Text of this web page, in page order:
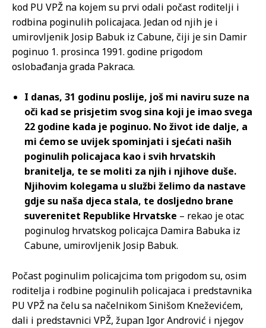
kod PU VPŽ na kojem su prvi odali počast roditelji i
rodbina poginulih policajaca. Jedan od njih je i
umirovljenik Josip Babuk iz Cabune, čiji je sin Damir
poginuo 1. prosinca 1991. godine prigodom
oslobađanja grada Pakraca.
I danas, 31 godinu poslije, još mi naviru suze na
oči kad se prisjetim svog sina koji je imao svega
22 godine kada je poginuo. No život ide dalje, a
mi ćemo se uvijek spominjati i sjećati naših
poginulih policajaca kao i svih hrvatskih
branitelja, te se moliti za njih i njihove duše.
Njihovim kolegama u službi želimo da nastave
gdje su naša djeca stala, te dosljedno brane
suverenitet Republike Hrvatske – rekao je otac
poginulog hrvatskog policajca Damira Babuka iz
Cabune, umirovljenik Josip Babuk.
Počast poginulim policajcima tom prigodom su, osim
roditelja i rodbine poginulih policajaca i predstavnika
PU VPŽ na čelu sa načelnikom Sinišom Kneževićem,
dali i predstavnici VPŽ, župan Igor Andrović i njegov